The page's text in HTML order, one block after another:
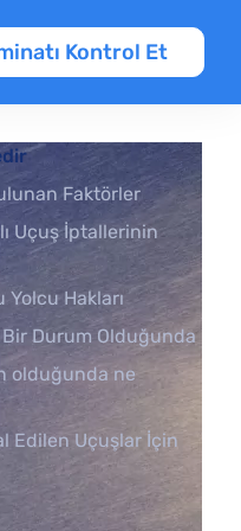
Kontrol Et
Faktörler
Uçuş İptallerinin
Hakları
Durum Olduğunda
olduğunda ne
Edilen Uçuşlar İçin